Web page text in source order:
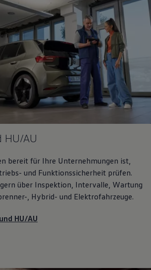
HU/AU
bereit für Ihre Unternehmungen ist,
und Funktionssicherheit prüfen.
über Inspektion, Intervalle, Wartung
, Hybrid- und Elektrofahrzeuge.
HU/AU